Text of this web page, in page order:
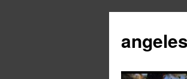
angeles